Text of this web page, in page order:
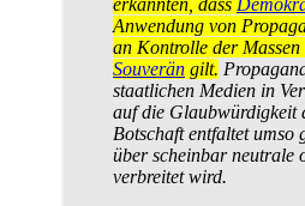
erkannten, dass
Anwendung von
an Kontrolle der
Souverän gilt.
staatlichen Medien in
auf die Glaubwürdigkeit
Botschaft entfaltet umso
über scheinbar neutrale
verbreitet wird.